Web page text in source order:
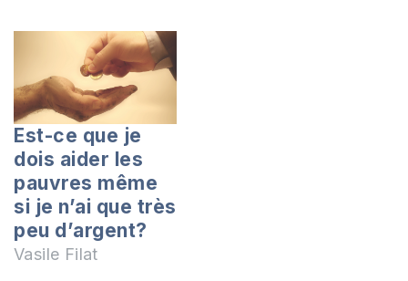
Est-ce que je
dois aider les
pauvres même
si je n’ai que très
peu d’argent?
Vasile Filat